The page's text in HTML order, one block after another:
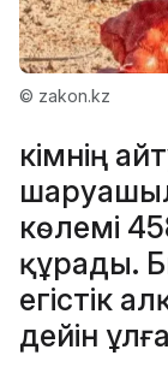
© zakon.kz
Әкімнің
көлемі
құрады.
егістік
дейін